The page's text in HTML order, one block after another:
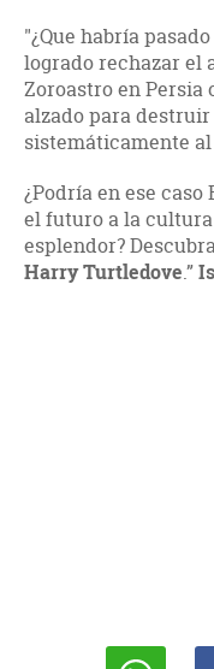
"¿Que habría
logrado rechazar el
Zoroastro en Persia
alzado para
sistemáticamente
¿Podría en ese
el futuro a la
esplendor?
Harry Turtledove.”